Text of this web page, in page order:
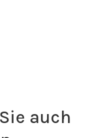
auch